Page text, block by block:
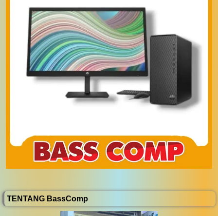
TENTANG BassComp